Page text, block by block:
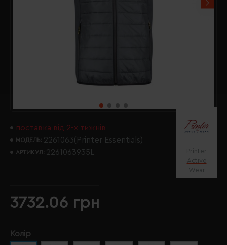
поставка від 2-х тижнів
МОДЕЛЬ: 2261063(Printer Essentials)
АРТИКУЛ: 2261063935L
Printer
Active
Wear
3732.06 грн
Колір